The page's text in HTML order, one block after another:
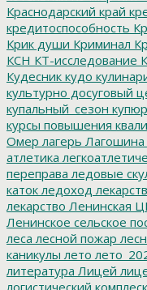
Краснодарский край
кредитоспособность
Крик души Криминал
КСН КТ-исследование
Кудесник кудо
культурно досуговый
купальный_сезон
курсы повышения
Омер лагерь Лагошина
атлетика
переправа ледовые
каток ледоход
лекарство Ленинская
Ленинское сельское
леса лесной пожар
каникулы лето
литература Лицей
логистический комплеск